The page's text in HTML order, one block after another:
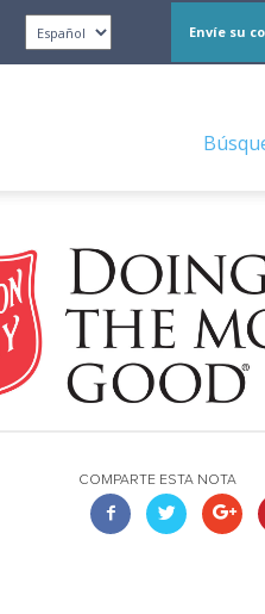
Envíe su
COMPARTE ESTA NOTA